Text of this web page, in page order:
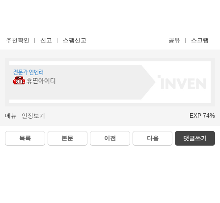
추천확인 신고 스팸신고 공유 스크랩
전문가 인벤러
휴면아이디
메뉴 인장보기 EXP 74%
목록 본문 이전 다음 댓글쓰기